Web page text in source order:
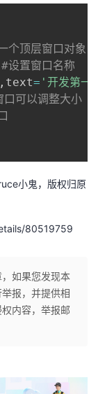
一个顶层窗口
#设置窗口名称
, text= '开发第一
可以调整大小
小鬼，版权归原
80519759
，如果您发现本
报，并提供相
内容，举报邮